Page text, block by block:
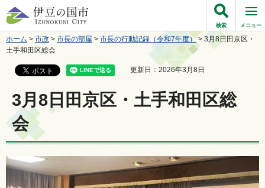
伊豆の国市
検索 メニュー
ホーム > 市政 > 市長の部屋 > 市長の行動記録（令和7年度）> 3月8日田京区・
土手和田区総会
更新日：2026年3月8日
3月8日田京区・土手和田区総
会